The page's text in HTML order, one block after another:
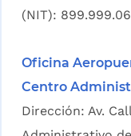
(NIT):
Oficina
Centro
Dirección: Av.